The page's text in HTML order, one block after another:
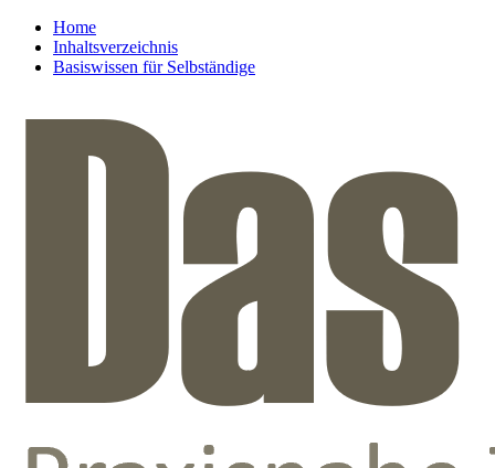
Home
Inhaltsverzeichnis
Basiswissen für Selbständige